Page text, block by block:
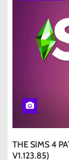
THE SIMS 4
V1.123.85)